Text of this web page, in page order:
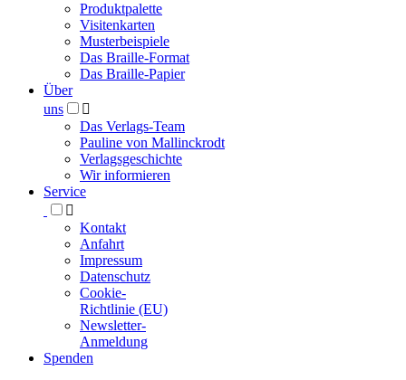
Produktpalette
Visitenkarten
Musterbeispiele
Das Braille-Format
Das Braille-Papier
Über
uns

Das Verlags-Team
Pauline von Mallinckrodt
Verlagsgeschichte
Wir informieren
Service

Kontakt
Anfahrt
Impressum
Datenschutz
Cookie-
Richtlinie (EU)
Newsletter-
Anmeldung
Spenden